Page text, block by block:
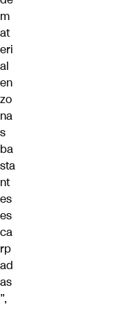
m
at
eri
al
en
zo
na
s
ba
sta
nt
es
es
ca
rp
ad
as
”,